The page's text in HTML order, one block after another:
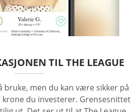
TIL THE LEAGUE
bruke, men du kan være sikker på
du investerer. Grensesnittet